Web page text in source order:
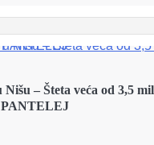
Nišu – Šteta veća od 3,5